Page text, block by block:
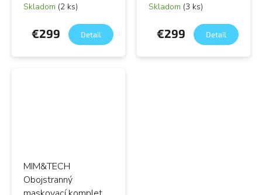
Skladom (2 ks)
€299 Detail
Skladom (3 ks)
€299 Detail
MIM&TECH
Obojstranný